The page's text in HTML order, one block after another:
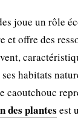
joue un rôle
et offre des
habitats
caoutchouc
des plantes est